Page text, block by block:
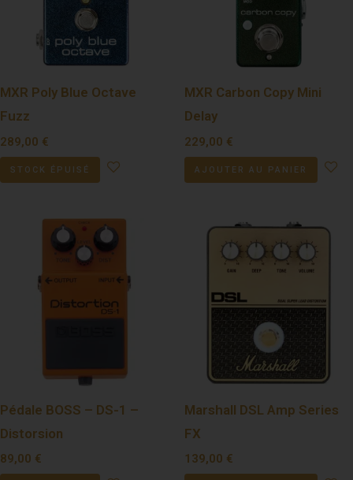
MXR Poly Blue Octave
Fuzz
289,00 €
STOCK ÉPUISÉ
MXR Carbon Copy Mini
Delay
229,00 €
AJOUTER AU PANIER
Pédale BOSS – DS-1 –
Distorsion
89,00 €
Marshall DSL Amp Series
FX
139,00 €